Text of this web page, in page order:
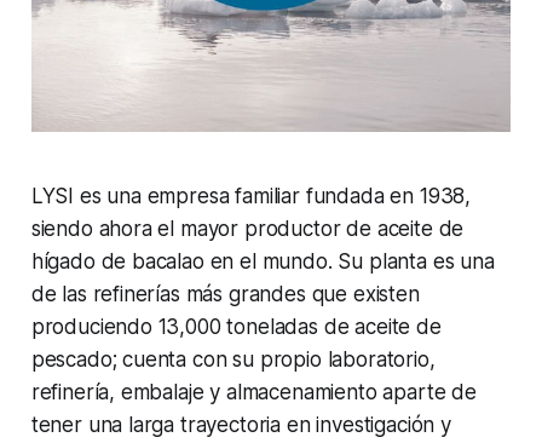
LYSI es una empresa familiar fundada en 1938,
siendo ahora el mayor productor de aceite de
hígado de bacalao en el mundo. Su planta es una
de las refinerías más grandes que existen
produciendo 13,000 toneladas de aceite de
pescado; cuenta con su propio laboratorio,
refinería, embalaje y almacenamiento aparte de
tener una larga trayectoria en investigación y